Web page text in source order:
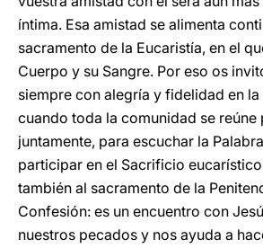
íntima. Esa amistad se alimenta
sacramento de la Eucaristía, en el
Cuerpo y su Sangre. Por eso os
siempre con alegría y fidelidad en
cuando toda la comunidad se reúne
juntamente, para escuchar la
participar en el Sacrificio
también al sacramento de la
Confesión: es un encuentro con
nuestros pecados y nos ayuda a